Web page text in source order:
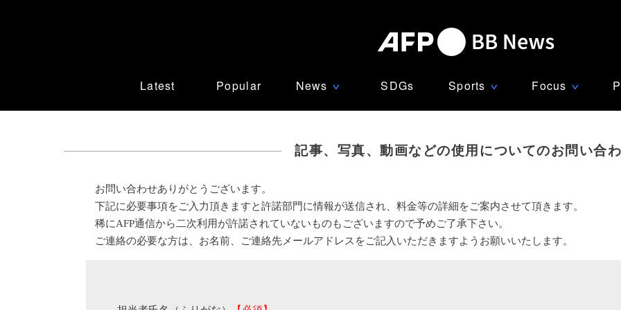
Latest Popular News ∨ SDGs Sports ∨ Focus ∨
記事、写真、動画などの使用についてのお問い合
お問い合わせありがとうございます。
下記に必要事項をご入力頂きますと許諾部門に情報が送信され、料金等の詳細をご案内させて頂きます。
稀にAFP通信から二次利用が許諾されていないものもございますので予めご了承下さい。
ご連絡の必要な方は、お名前、ご連絡先メールアドレスをご記入いただきますようお願いいたします。